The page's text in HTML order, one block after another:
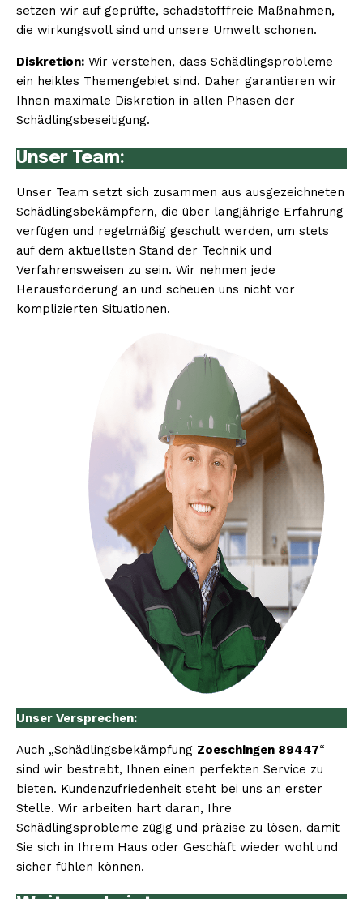
setzen wir auf geprüfte, schadstofffreie Maßnahmen,
die wirkungsvoll sind und unsere Umwelt schonen.
Diskretion: Wir verstehen, dass Schädlingsprobleme
ein heikles Themengebiet sind. Daher garantieren wir
Ihnen maximale Diskretion in allen Phasen der
Schädlingsbeseitigung.
Unser Team:
Unser Team setzt sich zusammen aus ausgezeichneten
Schädlingsbekämpfern, die über langjährige Erfahrung
verfügen und regelmäßig geschult werden, um stets
auf dem aktuellsten Stand der Technik und
Verfahrensweisen zu sein. Wir nehmen jede
Herausforderung an und scheuen uns nicht vor
komplizierten Situationen.
Unser Versprechen:
Auch „Schädlingsbekämpfung Zoeschingen 89447“
sind wir bestrebt, Ihnen einen perfekten Service zu
bieten. Kundenzufriedenheit steht bei uns an erster
Stelle. Wir arbeiten hart daran, Ihre
Schädlingsprobleme zügig und präzise zu lösen, damit
Sie sich in Ihrem Haus oder Geschäft wieder wohl und
sicher fühlen können.